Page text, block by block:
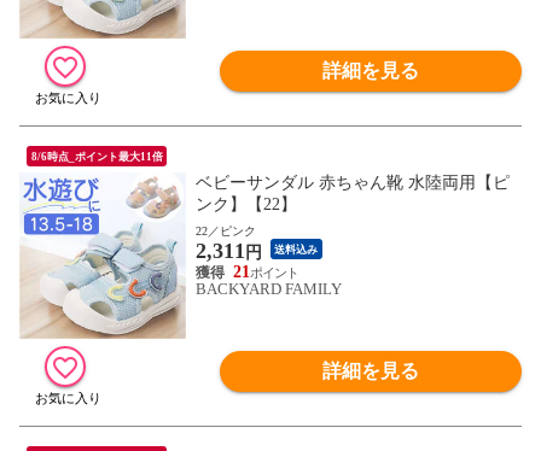
詳細を見る
8/6時点_ポイント最大11倍
ベビーサンダル 赤ちゃん靴 水陸両用【ピ
ンク】【22】
22／ピンク
2,311 円 送料込み
21
BACKYARD FAMILY
詳細を見る